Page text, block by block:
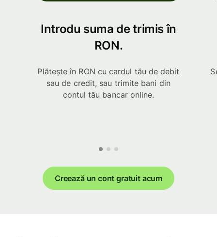
Introdu suma de trimis în
RON.
Plătește în RON cu cardul tău de debit
sau de credit, sau trimite bani din
contul tău bancar online.
Creează un cont gratuit acum